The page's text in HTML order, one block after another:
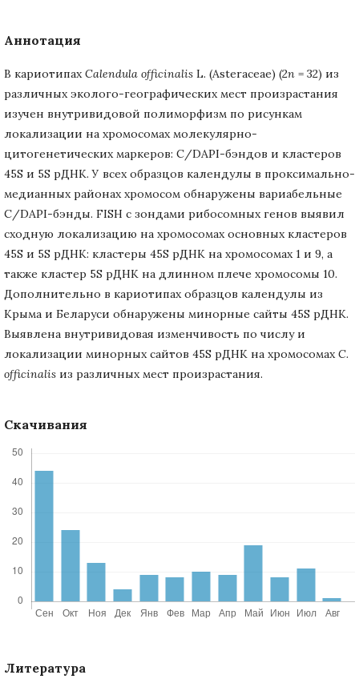
Аннотация
В кариотипах Calendula officinalis L. (Asteraceae) (2n = 32) из
различных эколого-географических мест произрастания
изучен внутривидовой полиморфизм по рисункам
локализации на хромосомах молекулярно-
цитогенетических маркеров: C/DAPI-бэндов и кластеров
45S и 5S рДНК. У всех образцов календулы в проксимально-
медианных районах хромосом обнаружены вариабельные
C/DAPI-бэнды. FISH с зондами рибосомных генов выявил
сходную локализацию на хромосомах основных кластеров
45S и 5S рДНК: кластеры 45S рДНК на хромосомах 1 и 9, а
также кластер 5S рДНК на длинном плече хромосомы 10.
Дополнительно в кариотипах образцов календулы из
Крыма и Беларуси обнаружены минорные сайты 45S рДНК.
Выявлена внутривидовая изменчивость по числу и
локализации минорных сайтов 45S рДНК на хромосомах C.
officinalis из различных мест произрастания.
Скачивания
Литература